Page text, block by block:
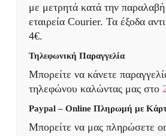
με μετρητά κατά την
εταιρεία Courier. Τα έξοδα
4€.
Τηλεφωνική Παραγγελία
Μπορείτε να κάνετε
τηλεφώνου καλώντας μας στο
Paypal – Online Πληρωμή με
Μπορείτε να μας πληρώσετε